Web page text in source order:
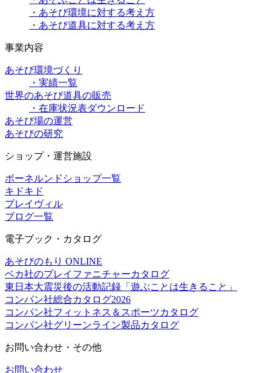
・あそび環境に対する考え方
・あそび道具に対する考え方
事業内容
あそび環境づくり
・実績一覧
世界のあそび道具の販売
・在庫状況表ダウンロード
あそび場の運営
あそびの研究
ショップ・運営施設
ボーネルンドショップ一覧
キドキド
プレイヴィル
ブログ一覧
電子ブック・カタログ
あそびのもり ONLINE
ベカ社のプレイファニチャーカタログ
東日本大震災後の活動記録「遊ぶことは生きること」
コンパン社総合カタログ2026
コンパン社フィットネス＆スポーツカタログ
コンパン社グリーンライン製品カタログ
お問い合わせ・その他
お問い合わせ